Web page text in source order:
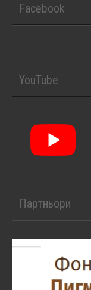
Facebook
YouTube
Партньори